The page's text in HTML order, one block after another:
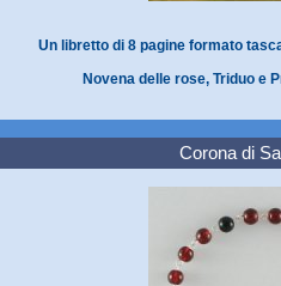
Un libretto di 8 pagine formato
Novena delle rose, Triduo e
Corona di